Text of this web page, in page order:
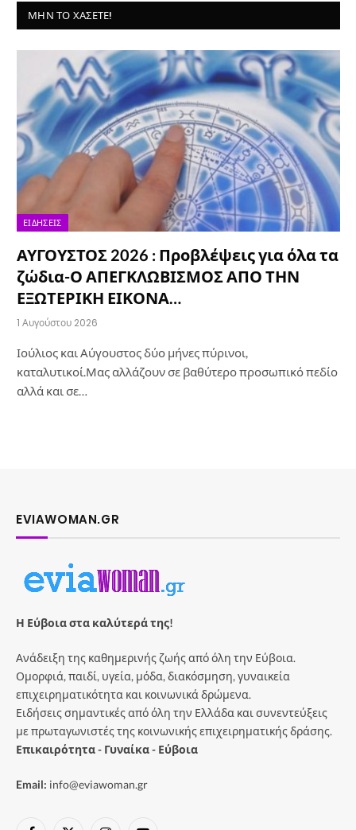
ΜΗΝ ΤΟ ΧΆΣΕΤΕ!
ΕΙΔΉΣΕΙΣ
ΑΥΓΟΥΣΤΟΣ 2026 : Προβλέψεις για όλα τα
ζώδια-Ο ΑΠΕΓΚΛΩΒΙΣΜΟΣ ΑΠΟ ΤΗΝ
ΕΞΩΤΕΡΙΚΗ ΕΙΚΟΝΑ…
1 Αυγούστου 2026
Ιούλιος και Αύγουστος δύο μήνες πύρινοι,
καταλυτικοί.Μας αλλάζουν σε βαθύτερο προσωπικό πεδίο
αλλά και σε…
EVIAWOMAN.GR
Η Εύβοια στα καλύτερά της!
Ανάδειξη της καθημερινής ζωής από όλη την Εύβοια.
Ομορφιά, παιδί, υγεία, μόδα, διακόσμηση, γυναικεία
επιχειρηματικότητα και κοινωνικά δρώμενα.
Ειδήσεις σημαντικές από όλη την Ελλάδα και συνεντεύξεις
με πρωταγωνιστές της κοινωνικής επιχειρηματικής δράσης.
Επικαιρότητα - Γυναίκα - Εύβοια
Email: info@eviawoman.gr